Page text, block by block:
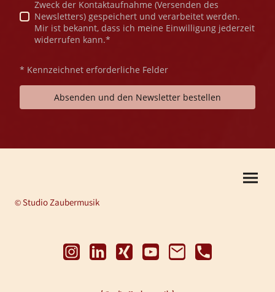
Zweck der Kontaktaufnahme (Versenden des
Newsletters) gespeichert und verarbeitet werden.
Mir ist bekannt, dass ich meine Einwilligung jederzeit
widerrufen kann.*
* Kennzeichnet erforderliche Felder
Absenden und den Newsletter bestellen
©Studio Zaubermusik